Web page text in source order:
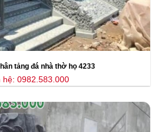
tảng đá nhà thờ họ 4233
hệ: 0982.583.000